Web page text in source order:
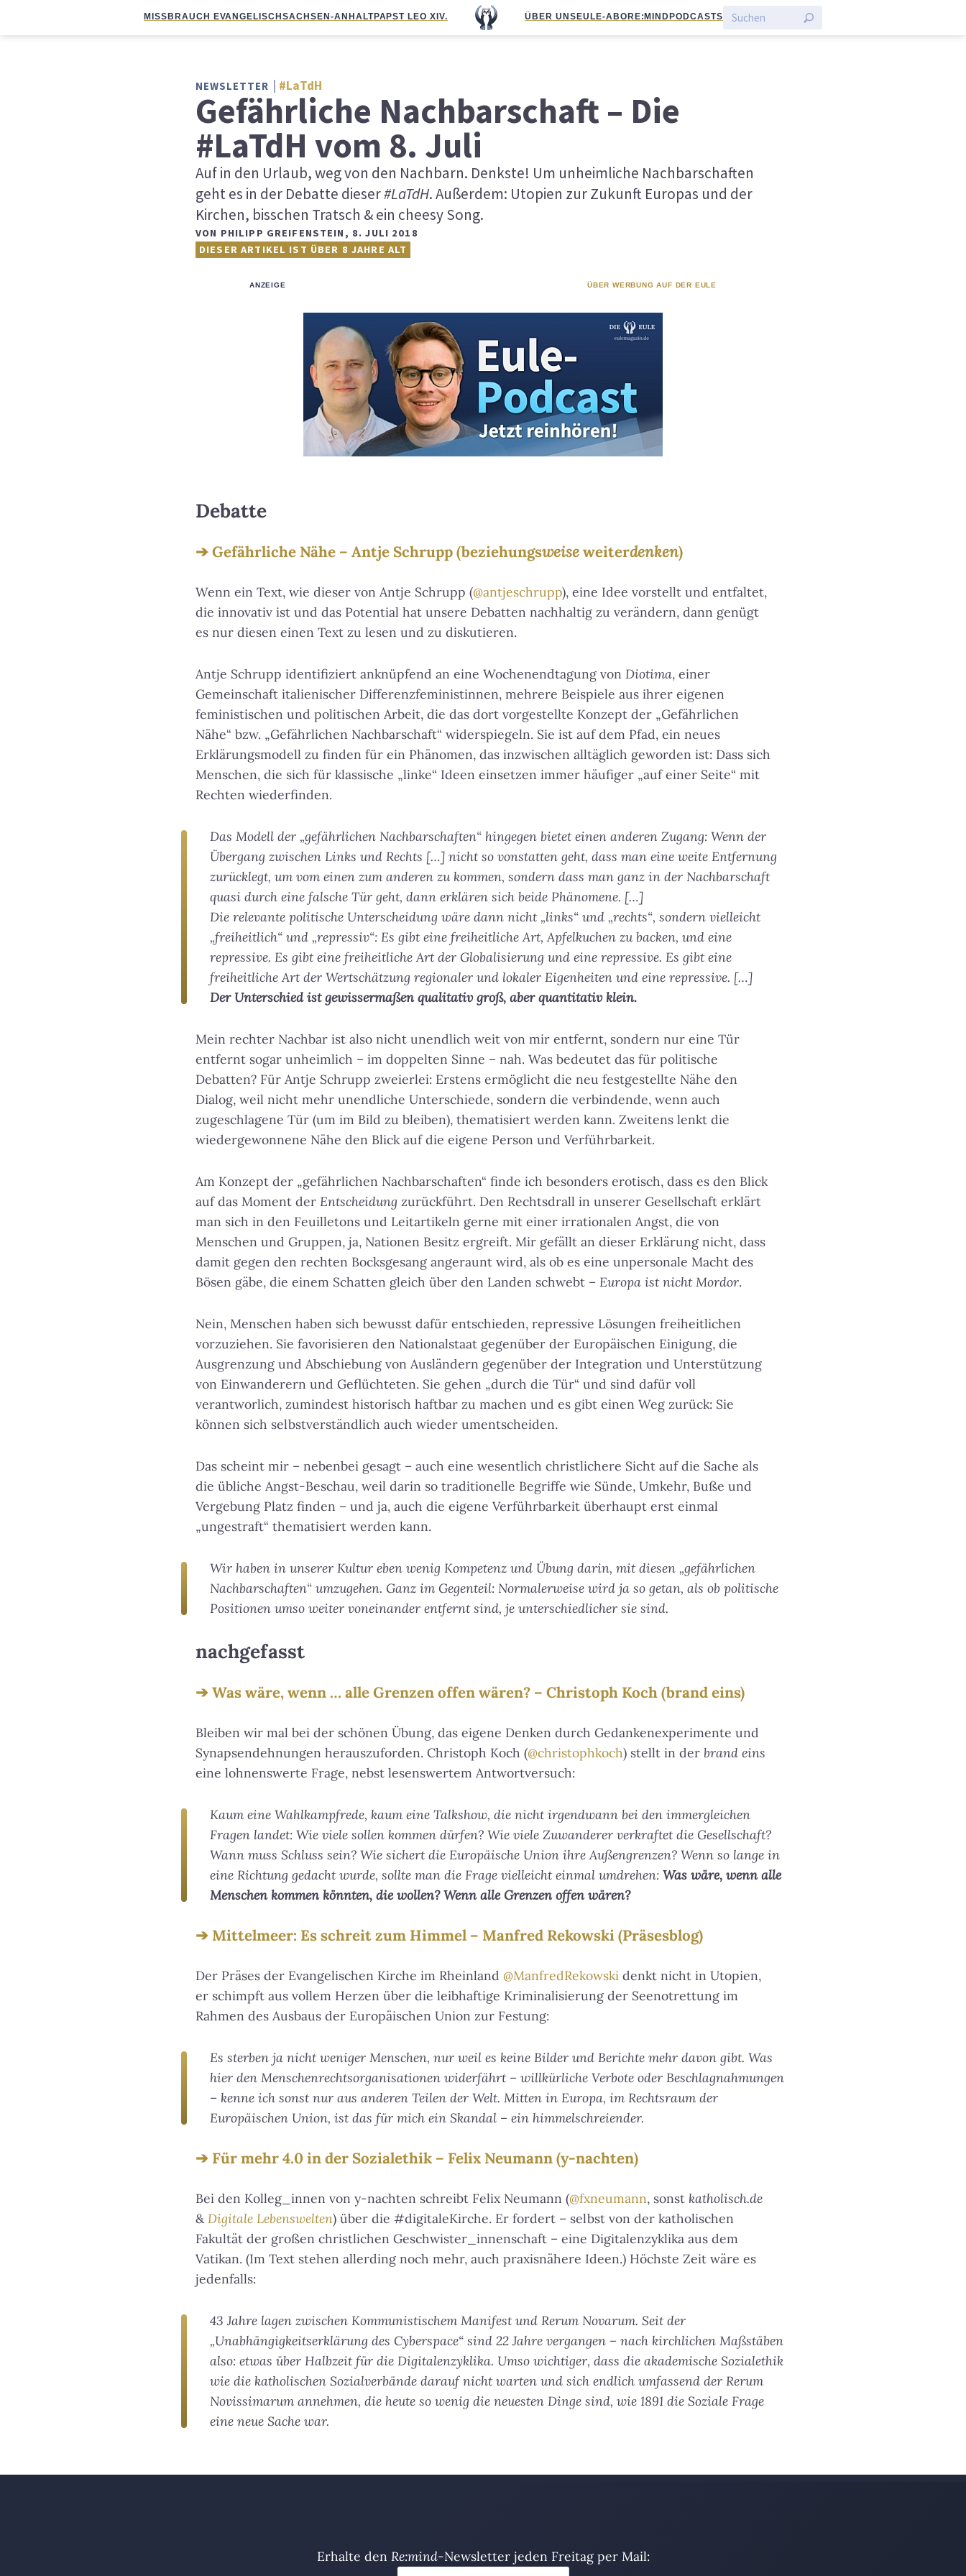
MISSBRAUCH EVANGELISCHSACHSEN-ANHALTPAPST LEO XIV. ÜBER UNS EULE-ABO RE:MIND PODCASTS
NEWSLETTER #LaTdH
Gefährliche Nachbarschaft – Die
#LaTdH vom 8. Juli
Auf in den Urlaub, weg von den Nachbarn. Denkste! Um unheimliche Nachbarschaften
geht es in der Debatte dieser#LaTdH. Außerdem: Utopien zur Zukunft Europas und der
Kirchen, bisschen Tratsch & ein cheesy Song.
VON PHILIPP GREIFENSTEIN , 8. JULI 2018
DIESER ARTIKEL IST ÜBER 8 JAHRE ALT
ANZEIGE ÜBER WERBUNG AUF DER EULE
Debatte
Gefährliche Nähe – Antje Schrupp (beziehungsweiseweiterdenken)
Wenn ein Text, wie dieser von Antje Schrupp (@antjeschrupp), eine Idee vorstellt und entfaltet,
die innovativ ist und das Potential hat unsere Debatten nachhaltig zu verändern, dann genügt
es nur diesen einen Text zu lesen und zu diskutieren.
Antje Schrupp identifiziert anknüpfend an eine Wochenendtagung von Diotima, einer
Gemeinschaft italienischer Differenzfeministinnen, mehrere Beispiele aus ihrer eigenen
feministischen und politischen Arbeit, die das dort vorgestellte Konzept der „Gefährlichen
Nähe“ bzw. „Gefährlichen Nachbarschaft“ widerspiegeln. Sie ist auf dem Pfad, ein neues
Erklärungsmodell zu finden für ein Phänomen, das inzwischen alltäglich geworden ist: Dass sich
Menschen, die sich für klassische „linke“ Ideen einsetzen immer häufiger „auf einer Seite“ mit
Rechten wiederfinden.
Das Modell der „gefährlichen Nachbarschaften“ hingegen bietet einen anderen Zugang: Wenn der
Übergang zwischen Links und Rechts […] nicht so vonstatten geht, dass man eine weite Entfernung
zurücklegt, um vom einen zum anderen zu kommen, sondern dass man ganz in der Nachbarschaft
quasi durch eine falsche Tür geht, dann erklären sich beide Phänomene. […]
Die relevante politische Unterscheidung wäre dann nicht „links“ und „rechts“, sondern vielleicht
„freiheitlich“ und „repressiv“: Es gibt eine freiheitliche Art, Apfelkuchen zu backen, und eine
repressive. Es gibt eine freiheitliche Art der Globalisierung und eine repressive. Es gibt eine
freiheitliche Art der Wertschätzung regionaler und lokaler Eigenheiten und eine repressive. […]
Der Unterschied ist gewissermaßen qualitativ groß, aber quantitativ klein.
Mein rechter Nachbar ist also nicht unendlich weit von mir entfernt, sondern nur eine Tür
entfernt sogar unheimlich – im doppelten Sinne – nah. Was bedeutet das für politische
Debatten? Für Antje Schrupp zweierlei: Erstens ermöglicht die neu festgestellte Nähe den
Dialog, weil nicht mehr unendliche Unterschiede, sondern die verbindende, wenn auch
zugeschlagene Tür (um im Bild zu bleiben), thematisiert werden kann. Zweitens lenkt die
wiedergewonnene Nähe den Blick auf die eigene Person und Verführbarkeit.
Am Konzept der „gefährlichen Nachbarschaften“ finde ich besonders erotisch, dass es den Blick
auf das Moment der Entscheidung zurückführt. Den Rechtsdrall in unserer Gesellschaft erklärt
man sich in den Feuilletons und Leitartikeln gerne mit einer irrationalen Angst, die von
Menschen und Gruppen, ja, Nationen Besitz ergreift. Mir gefällt an dieser Erklärung nicht, dass
damit gegen den rechten Bocksgesang angeraunt wird, als ob es eine unpersonale Macht des
Bösen gäbe, die einem Schatten gleich über den Landen schwebt – Europa ist nicht Mordor.
Nein, Menschen haben sich bewusst dafür entschieden, repressive Lösungen freiheitlichen
vorzuziehen. Sie favorisieren den Nationalstaat gegenüber der Europäischen Einigung, die
Ausgrenzung und Abschiebung von Ausländern gegenüber der Integration und Unterstützung
von Einwanderern und Geflüchteten. Sie gehen „durch die Tür“ und sind dafür voll
verantworlich, zumindest historisch haftbar zu machen und es gibt einen Weg zurück: Sie
können sich selbstverständlich auch wieder umentscheiden.
Das scheint mir – nebenbei gesagt – auch eine wesentlich christlichere Sicht auf die Sache als
die übliche Angst-Beschau, weil darin so traditionelle Begriffe wie Sünde, Umkehr, Buße und
Vergebung Platz finden – und ja, auch die eigene Verführbarkeit überhaupt erst einmal
„ungestraft“ thematisiert werden kann.
Wir haben in unserer Kultur eben wenig Kompetenz und Übung darin, mit diesen „gefährlichen
Nachbarschaften“ umzugehen. Ganz im Gegenteil: Normalerweise wird ja so getan, als ob politische
Positionen umso weiter voneinander entfernt sind, je unterschiedlicher sie sind.
nachgefasst
Was wäre, wenn … alle Grenzen offen wären? – Christoph Koch (brand eins)
Bleiben wir mal bei der schönen Übung, das eigene Denken durch Gedankenexperimente und
Synapsendehnungen herauszuforden. Christoph Koch (@christophkoch) stellt in der brand eins
eine lohnenswerte Frage, nebst lesenswertem Antwortversuch:
Kaum eine Wahlkampfrede, kaum eine Talkshow, die nicht irgendwann bei den immergleichen
Fragen landet: Wie viele sollen kommen dürfen? Wie viele Zuwanderer verkraftet die Gesellschaft?
Wann muss Schluss sein? Wie sichert die Europäische Union ihre Außengrenzen? Wenn so lange in
eine Richtung gedacht wurde, sollte man die Frage vielleicht einmal umdrehen: Was wäre, wenn alle
Menschen kommen könnten, die wollen? Wenn alle Grenzen offen wären?
Mittelmeer: Es schreit zum Himmel – Manfred Rekowski (Präsesblog)
Der Präses der Evangelischen Kirche im Rheinland @ManfredRekowski denkt nicht in Utopien,
er schimpft aus vollem Herzen über die leibhaftige Kriminalisierung der Seenotrettung im
Rahmen des Ausbaus der Europäischen Union zur Festung:
Es sterben ja nicht weniger Menschen, nur weil es keine Bilder und Berichte mehr davon gibt. Was
hier den Menschenrechtsorganisationen widerfährt – willkürliche Verbote oder Beschlagnahmungen
– kenne ich sonst nur aus anderen Teilen der Welt. Mitten in Europa, im Rechtsraum der
Europäischen Union, ist das für mich ein Skandal – ein himmelschreiender.
Für mehr 4.0 in der Sozialethik – Felix Neumann (y-nachten)
Bei den Kolleg_innen von y-nachten schreibt Felix Neumann (@fxneumann, sonst katholisch.de
&Digitale Lebenswelten) über die #digitaleKirche. Er fordert – selbst von der katholischen
Fakultät der großen christlichen Geschwister_innenschaft – eine Digitalenzyklika aus dem
Vatikan. (Im Text stehen allerding noch mehr, auch praxisnähere Ideen.) Höchste Zeit wäre es
jedenfalls:
43 Jahre lagen zwischen Kommunistischem Manifest und Rerum Novarum. Seit der
„Unabhängigkeitserklärung des Cyberspace“ sind 22 Jahre vergangen – nach kirchlichen Maßstäben
also: etwas über Halbzeit für die Digitalenzyklika. Umso wichtiger, dass die akademische Sozialethik
wie die katholischen Sozialverbände darauf nicht warten und sich endlich umfassend der Rerum
Novissimarum annehmen, die heute so wenig die neuesten Dinge sind, wie 1891 die Soziale Frage
eine neue Sache war.
Erhalte den Re:mind-Newsletter jeden Freitag per Mail: